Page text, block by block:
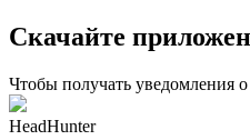
Скачайте
Чтобы получать уведомления
HeadHunter